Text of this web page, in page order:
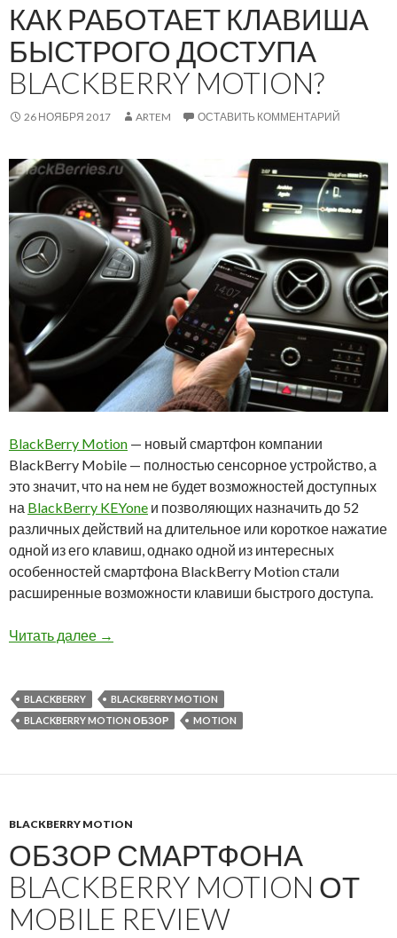
КАК РАБОТАЕТ КЛАВИША
БЫСТРОГО ДОСТУПА
BLACKBERRY MOTION?
26 НОЯБРЯ 2017 ARTEM ОСТАВИТЬ КОММЕНТАРИЙ
BlackBerry Motion — новый смартфон компании
BlackBerry Mobile — полностью сенсорное устройство, а
это значит, что на нем не будет возможностей доступных
на BlackBerry KEYone и позволяющих назначить до 52
различных действий на длительное или короткое нажатие
одной из его клавиш, однако одной из интересных
особенностей смартфона BlackBerry Motion стали
расширенные возможности клавиши быстрого доступа.
Читать далее Как работает клавиша быстрого доступа
→
BLACKBERRY
BLACKBERRY MOTION
BLACKBERRY MOTION ОБЗОР
MOTION
BLACKBERRY MOTION
ОБЗОР СМАРТФОНА
BLACKBERRY MOTION ОТ
MOBILE REVIEW